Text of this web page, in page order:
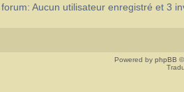
Aucun utilisateur enregistré et 3
Powered by phpBB